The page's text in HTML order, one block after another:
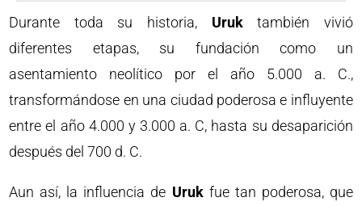
Durante toda su historia, Uruktambién vivió
diferentes etapas, su fundación como un
asentamiento neolítico por el año 5.000 a. C.,
transformándose en una ciudad poderosa e influyente
entre el año 4.000 y 3.000 a. C, hasta su desaparición
después del 700 d. C.
Aun así, la influencia de Urukfue tan poderosa, que